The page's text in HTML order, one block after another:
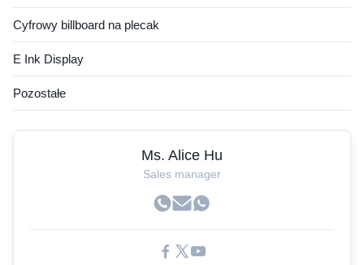
Cyfrowy billboard na plecak
E Ink Display
Pozostałe
Ms. Alice Hu
Sales manager